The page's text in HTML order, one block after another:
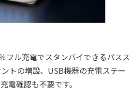
フル充電でスタンバイできるパスス
トの増設、USB機器の充電ステー
電確認も不要です。